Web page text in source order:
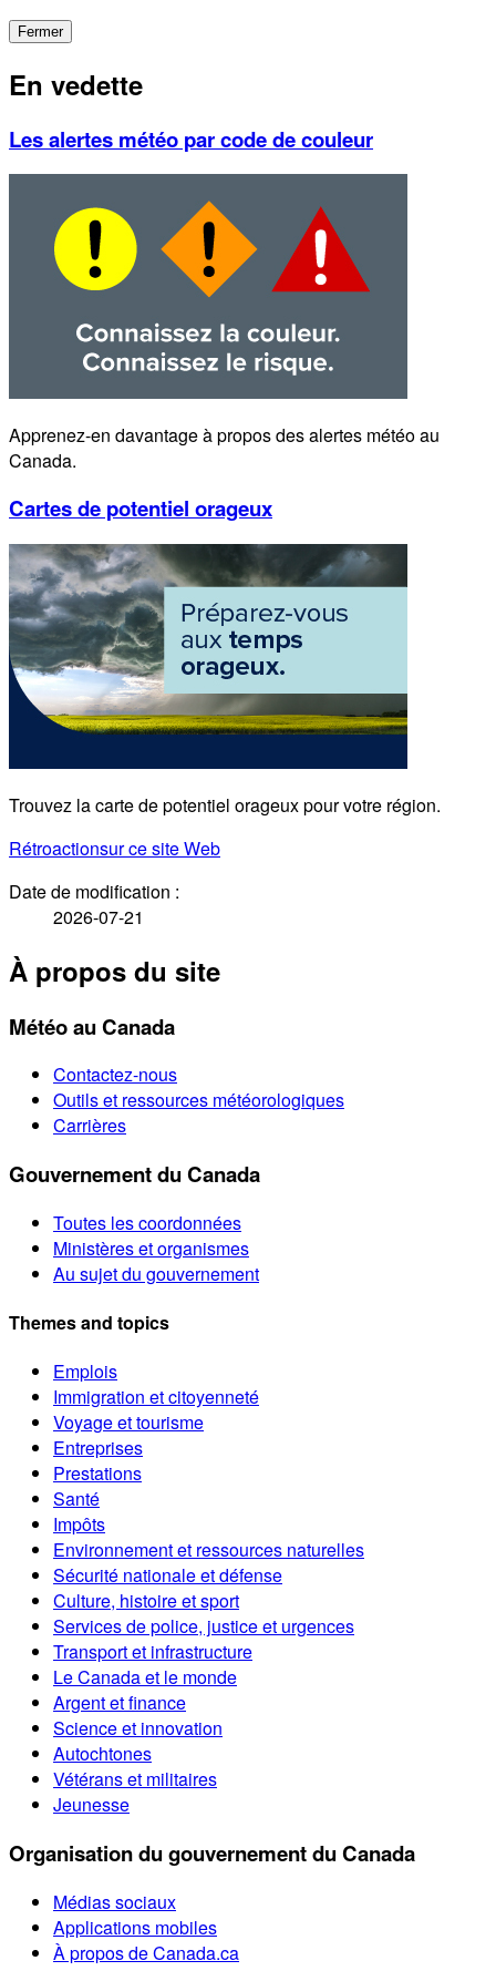
Fermer
En vedette
Les alertes météo par code de couleur
Apprenez-en davantage à propos des alertes météo au
Canada.
Cartes de potentiel orageux
Trouvez la carte de potentiel orageux pour votre région.
Rétroactionsur ce site Web
Date de modification :
2026-07-21
À propos du site
Météo au Canada
Contactez-nous
Outils et ressources météorologiques
Carrières
Gouvernement du Canada
Toutes les coordonnées
Ministères et organismes
Au sujet du gouvernement
Themes and topics
Emplois
Immigration et citoyenneté
Voyage et tourisme
Entreprises
Prestations
Santé
Impôts
Environnement et ressources naturelles
Sécurité nationale et défense
Culture, histoire et sport
Services de police, justice et urgences
Transport et infrastructure
Le Canada et le monde
Argent et finance
Science et innovation
Autochtones
Vétérans et militaires
Jeunesse
Organisation du gouvernement du Canada
Médias sociaux
Applications mobiles
À propos de Canada.ca